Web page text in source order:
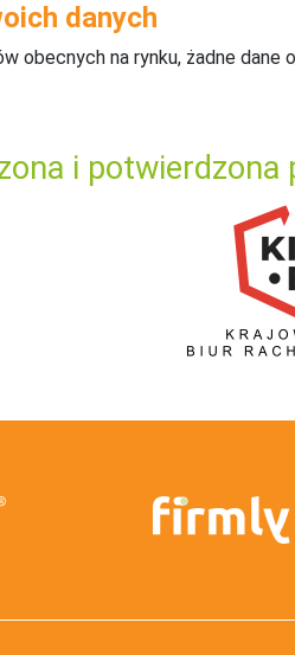
danych
obecnych na rynku, żadne dane
i potwierdzona